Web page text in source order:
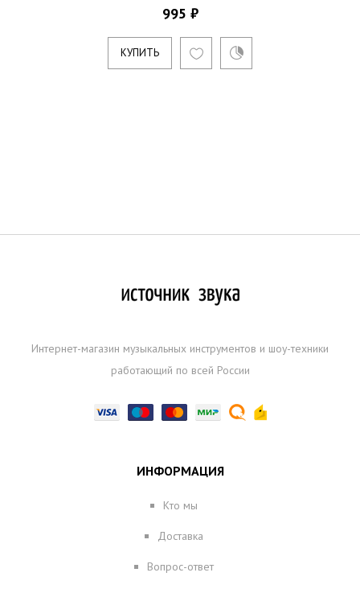
995 ₽
КУПИТЬ
Интернет-магазин музыкальных инструментов и шоу-техники
работающий по всей России
ИНФОРМАЦИЯ
Кто мы
Доставка
Вопрос-ответ